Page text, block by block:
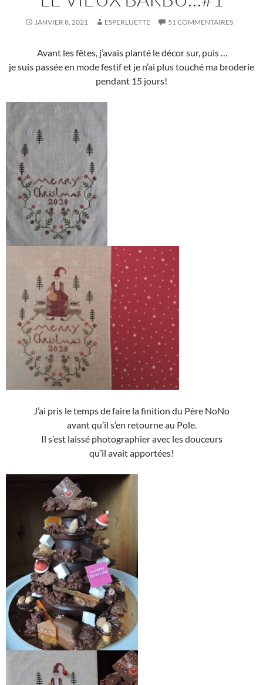
JANVIER 8, 2021 ESPERLUETTE 51 COMMENTAIRES
Avant les fêtes, j’avais planté le décor sur, puis …
je suis passée en mode festif et je n’ai plus touché ma broderie
pendant 15 jours!
J’ai pris le temps de faire la finition du Père NoNo
avant qu’il s’en retourne au Pole.
Il s’est laissé photographier avec les douceurs
qu’il avait apportées!